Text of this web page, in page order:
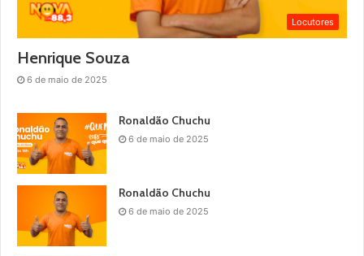
Locutores
Henrique Souza
6 de maio de 2025
Ronaldão Chuchu
6 de maio de 2025
Ronaldão Chuchu
6 de maio de 2025